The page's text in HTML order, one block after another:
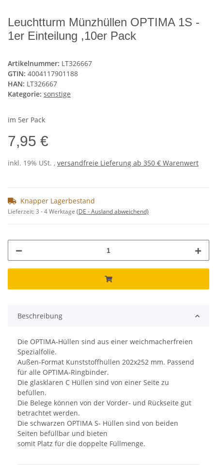
Leuchtturm Münzhüllen OPTIMA 1S -
1er Einteilung ,10er Pack
Artikelnummer: LT326667
GTIN: 4004117901188
HAN: LT326667
Kategorie: sonstige
im 5er Pack
7,95 €
inkl. 19% USt. , versandfreie Lieferung ab 350 € Warenwert
Knapper Lagerbestand
Lieferzeit:3 - 4 Werktage (DE - Ausland abweichend)
Beschreibung
Die OPTIMA-Hüllen sind aus einer weichmacherfreien
Spezialfolie.
Außen-Format Kunststoffhüllen 202x252 mm. Passend
für alle OPTIMA-Ringbinder.
Die glasklaren C Hüllen sind von einer Seite zu
befüllen.
Die Belege können von der Vorder- und Rückseite gut
betrachtet werden.
Die schwarzen OPTIMA S- Hüllen sind von beiden
Seiten befüllbar und bieten
somit Platz für die doppelte Füllmenge.